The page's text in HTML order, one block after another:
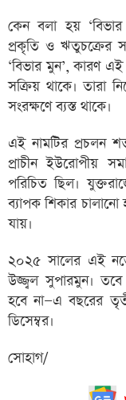
কেন বলা হয়
প্রকৃতি ও ঋতুচক্রের
‘বিভার মুন’, কারণ
সক্রিয় থাকে। তারা
সংরক্ষণে ব্যস্ত থাকে।
এই নামটির প্রচলন
প্রাচীন ইউরোপীয়
পরিচিত ছিল।
ব্যাপক শিকার
যায়।
২০২৫ সালের এই
উজ্জ্বল সুপারমুন। তবে
হবে না—এ বছরের
ডিসেম্বর।
সোহাগ/